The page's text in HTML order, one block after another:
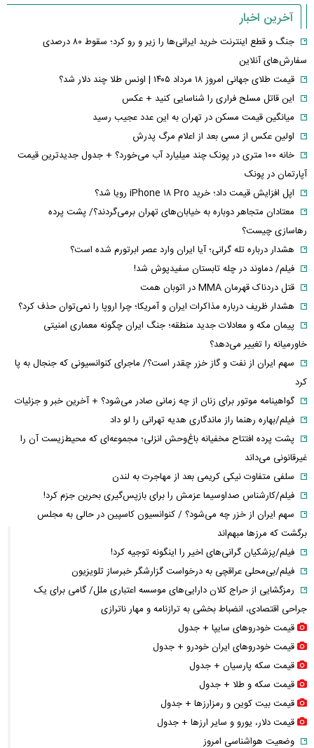
آخرین اخبار
جنگ و قطع اینترنت خرید ایرانی‌ها را زیر و رو کرد؛ سقوط ۸۰ درصدی
سفارش‌های آنلاین
قیمت طلای جهانی امروز ۱۸ مرداد ۱۴۰۵ | اونس طلا چند دلار شد؟
این قاتل مسلح فراری را شناسایی کنید + عکس
میانگین قیمت مسکن در تهران به این عدد عجیب رسید
اولین عکس از مسی بعد از اعلام مرگ پدرش
خانه ۱۰۰ متری در پونک چند میلیارد آب می‌خورد؟ + جدول جدیدترین قیمت
آپارتمان در پونک
اپل افزایش قیمت داد؛ خرید iPhone ۱۸ Pro رویا شد؟
معتادان متجاهر دوباره به خیابان‌های تهران برمی‌گردند؟/ پشت پرده
رهاسازی چیست؟
هشدار درباره تله گرانی؛ آیا ایران وارد عصر ابرتورم شده است؟
فیلم/ دماوند در چله تابستان سفیدپوش شد!
قتل دردناک قهرمان MMA در اتوبان همت
هشدار ظریف درباره مذاکرات ایران و آمریکا؛ چرا اروپا را نمی‌توان حذف کرد؟
پیمان مکه و معادلات جدید منطقه؛ جنگ ایران چگونه معماری امنیتی
خاورمیانه را تغییر می‌دهد؟
سهم ایران از نفت و گاز خزر چقدر است؟/ ماجرای کنوانسیونی که جنجال به پا
کرد
گواهینامه موتور برای زنان از چه زمانی صادر می‌شود؟ + آخرین خبر و جزئیات
فیلم/بهاره رهنما راز ماندگاری هدیه تهرانی را لو داد
پشت پرده افتتاح مخفیانه باغ‌وحش انزلی؛ مجموعه‌ای که محیط‌زیست آن را
غیرقانونی می‌داند
سلفی متفاوت نیکی کریمی بعد از مهاجرت به لندن
فیلم/کارشناس صداوسیما عزمش را برای بازپس‌گیری بحرین جزم کرد!
سهم ایران از خزر چه می‌شود؟ / کنوانسیون کاسپین در حالی به مجلس
برگشت که مرزها مبهم‌اند
فیلم/پزشکیان گرانی‌های اخیر را اینگونه توجیه کرد!
فیلم/بی‌محلی عراقچی به درخواست گزارشگر خبرساز تلویزیون
رمزگشایی از حراج کلان دارایی‌های موسسه اعتباری ملل/ گامی برای یک
جراحی اقتصادی، انضباط‌ بخشی به ترازنامه و مهار ناترازی
قیمت خودرو‌های سایپا + جدول
قیمت خودرو‌های ایران خودرو + جدول
قیمت سکه پارسیان + جدول
قیمت سکه و طلا + جدول
قیمت بیت کوین و رمزارز‌ها + جدول
قیمت دلار، یورو و سایر ارز‌ها + جدول
وضعیت هواشناسی امروز